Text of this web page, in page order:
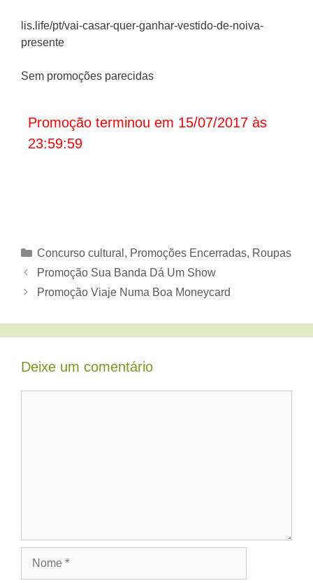
lis.life/pt/vai-casar-quer-ganhar-vestido-de-noiva-
presente
Sem promoções parecidas
Promoção terminou em 15/07/2017 às
23:59:59
Categorias
Concurso cultural , Promoções Encerradas, Roupas
Promoção Sua Banda Dá Um Show
Promoção Viaje Numa Boa Moneycard
Deixe um comentário